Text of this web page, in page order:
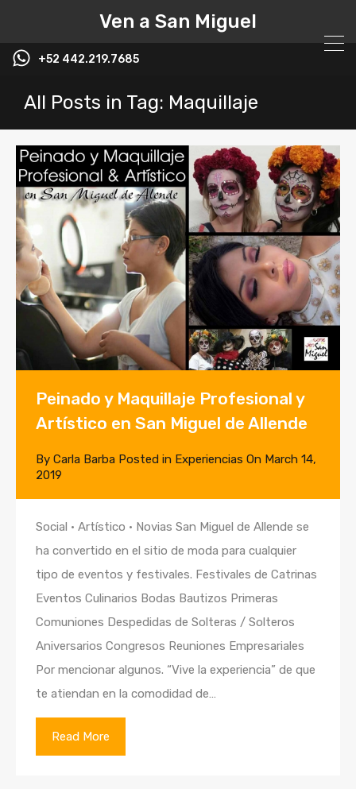
Ven a San Miguel
+52 442.219.7685
All Posts in Tag: Maquillaje
Peinado y Maquillaje Profesional y
Artístico en San Miguel de Allende
By Carla Barba Posted in Experiencias On March 14,
2019
Social · Artístico · Novias San Miguel de Allende se
ha convertido en el sitio de moda para cualquier
tipo de eventos y festivales. Festivales de Catrinas
Eventos Culinarios Bodas Bautizos Primeras
Comuniones Despedidas de Solteras / Solteros
Aniversarios Congresos Reuniones Empresariales
Por mencionar algunos. “Vive la experiencia” de que
te atiendan en la comodidad de…
Read More